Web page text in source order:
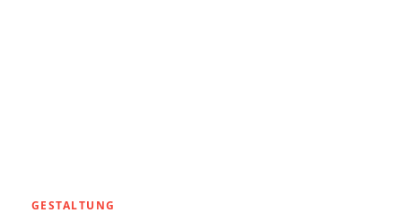
GESTALTUNG